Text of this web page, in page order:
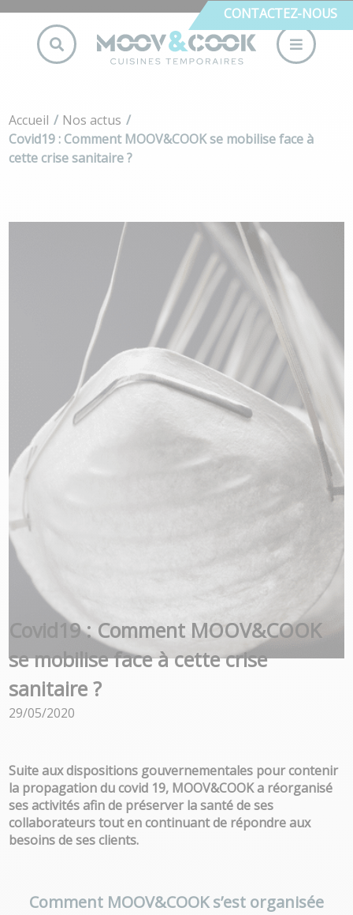
CONTACTEZ-NOUS
Accueil
Nos actus
Covid19 : Comment MOOV&COOK se mobilise face à
cette crise sanitaire ?
Covid19 : Comment MOOV&COOK
se mobilise face à cette crise
sanitaire ?
29/05/2020
Suite aux dispositions gouvernementales pour contenir
la propagation du covid 19, MOOV&COOK a réorganisé
ses activités afin de préserver la santé de ses
collaborateurs tout en continuant de répondre aux
besoins de ses clients.
Comment MOOV&COOK s’est organisée